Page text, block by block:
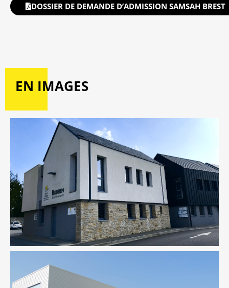
DOSSIER DE DEMANDE D’ADMISSION SAMSAH BREST
EN IMAGES